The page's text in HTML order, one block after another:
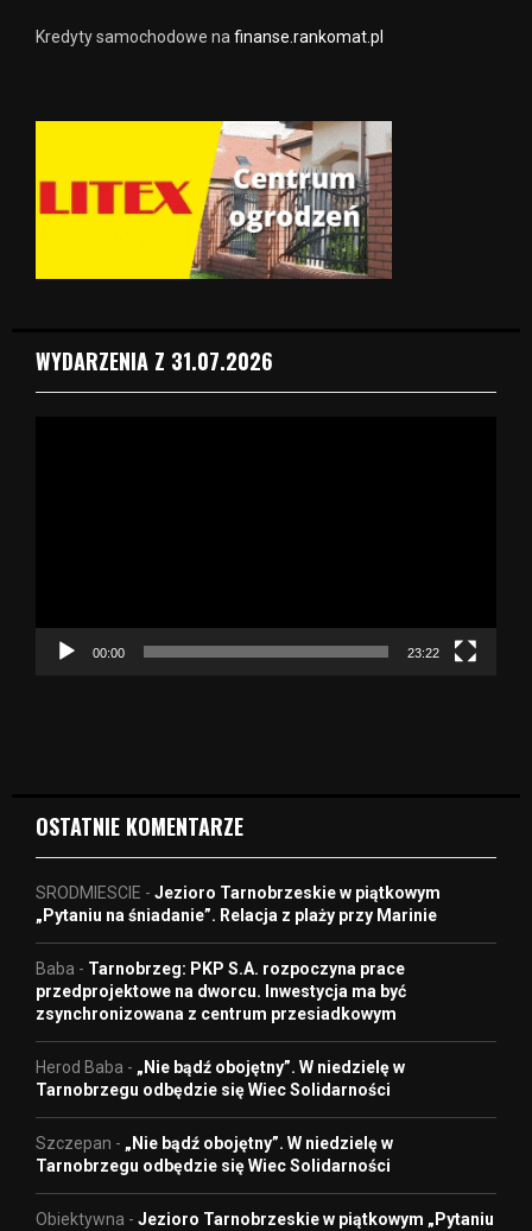
Kredyty samochodowe na finanse.rankomat.pl
WYDARZENIA Z 31.07.2026
c
00:00 23:22
OSTATNIE KOMENTARZE
SRODMIESCIE - Jezioro Tarnobrzeskie w piątkowym
„Pytaniu na śniadanie”. Relacja z plaży przy Marinie
Baba - Tarnobrzeg: PKP S.A. rozpoczyna prace
przedprojektowe na dworcu. Inwestycja ma być
zsynchronizowana z centrum przesiadkowym
Herod Baba - „Nie bądź obojętny”. W niedzielę w
Tarnobrzegu odbędzie się Wiec Solidarności
Szczepan - „Nie bądź obojętny”. W niedzielę w
Tarnobrzegu odbędzie się Wiec Solidarności
Obiektywna - Jezioro Tarnobrzeskie w piątkowym „Pytaniu